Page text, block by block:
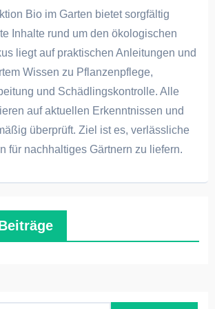
Bio im Garten bietet sorgfältig
Inhalte rund um den ökologischen
liegt auf praktischen Anleitungen und
Wissen zu Pflanzenpflege,
und Schädlingskontrolle. Alle
auf aktuellen Erkenntnissen und
überprüft. Ziel ist es, verlässliche
für nachhaltiges Gärtnern zu liefern.